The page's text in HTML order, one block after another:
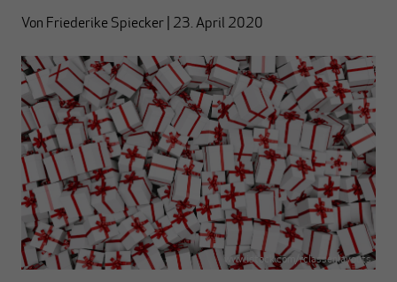
Von Friederike Spiecker 23. April 2020
www.istock.com/rclassenlayouts